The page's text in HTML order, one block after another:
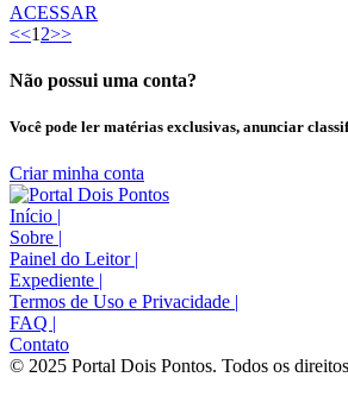
ACESSAR
<<1 2>>
Não possui uma conta?
Você pode ler matérias exclusivas, anunciar
Criar minha conta
Início |
Sobre |
Painel do Leitor |
Expediente |
Termos de Uso e Privacidade |
FAQ |
Contato
© 2025 Portal Dois Pontos. Todos os